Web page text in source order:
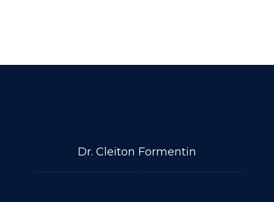
Dr. Cleiton Formentin